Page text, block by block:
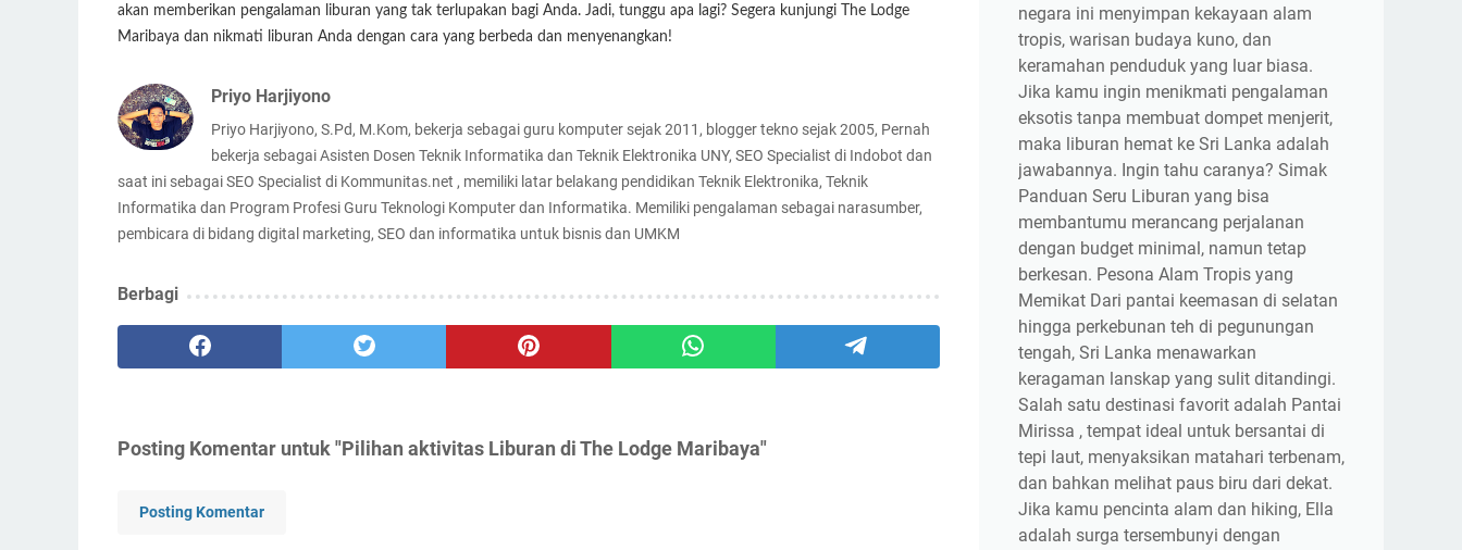
akan memberikan pengalaman liburan yang tak terlupakan bagi Anda. Jadi, tunggu apa lagi? Segera kunjungi The Lodge
Maribaya dan nikmati liburan Anda dengan cara yang berbeda dan menyenangkan!
Priyo Harjiyono
Priyo Harjiyono, S.Pd, M.Kom, bekerja sebagai guru komputer sejak 2011, blogger tekno sejak 2005, Pernah
bekerja sebagai Asisten Dosen Teknik Informatika dan Teknik Elektronika UNY, SEO Specialist di Indobot dan
saat ini sebagai SEO Specialist di Kommunitas.net , memiliki latar belakang pendidikan Teknik Elektronika, Teknik
Informatika dan Program Profesi Guru Teknologi Komputer dan Informatika. Memiliki pengalaman sebagai narasumber,
pembicara di bidang digital marketing, SEO dan informatika untuk bisnis dan UMKM
Berbagi
Posting Komentar untuk "Pilihan aktivitas Liburan di The Lodge Maribaya"
Posting Komentar
negara ini menyimpan kekayaan alam
tropis, warisan budaya kuno, dan
keramahan penduduk yang luar biasa.
Jika kamu ingin menikmati pengalaman
eksotis tanpa membuat dompet menjerit,
maka liburan hemat ke Sri Lanka adalah
jawabannya. Ingin tahu caranya? Simak
Panduan Seru Liburan yang bisa
membantumu merancang perjalanan
dengan budget minimal, namun tetap
berkesan. Pesona Alam Tropis yang
Memikat Dari pantai keemasan di selatan
hingga perkebunan teh di pegunungan
tengah, Sri Lanka menawarkan
keragaman lanskap yang sulit ditandingi.
Salah satu destinasi favorit adalah Pantai
Mirissa , tempat ideal untuk bersantai di
tepi laut, menyaksikan matahari terbenam,
dan bahkan melihat paus biru dari dekat.
Jika kamu pencinta alam dan hiking, Ella
adalah surga tersembunyi dengan